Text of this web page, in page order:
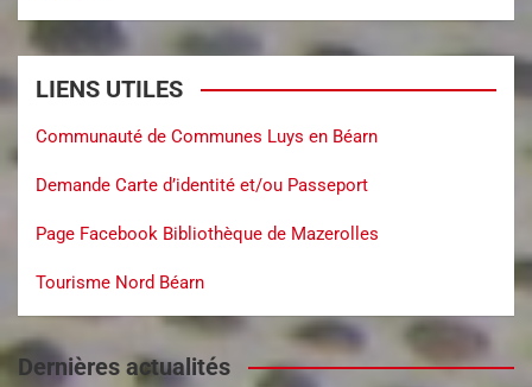
LIENS UTILES
Communauté de Communes Luys en Béarn
Demande Carte d’identité et/ou Passeport
Page Facebook Bibliothèque de Mazerolles
Tourisme Nord Béarn
Dernières actualités